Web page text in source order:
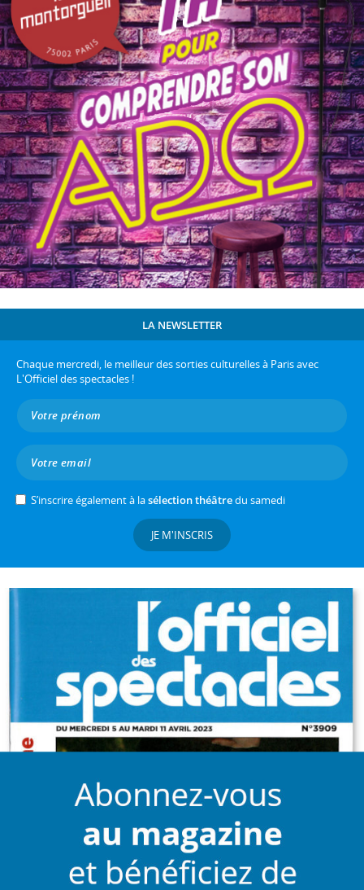
LA NEWSLETTER
Chaque mercredi, le meilleur des sorties culturelles à Paris avec
L'Officiel des spectacles !
S’inscrire également à lasélection théâtredu samedi
JE M'INSCRIS